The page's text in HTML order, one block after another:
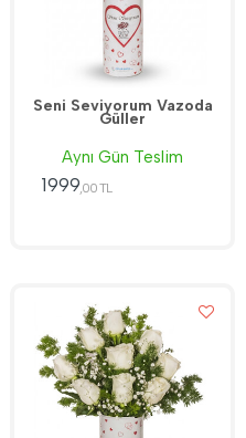
Seni Seviyorum Vazoda
Güller
Aynı Gün Teslim
1999 ,00 TL